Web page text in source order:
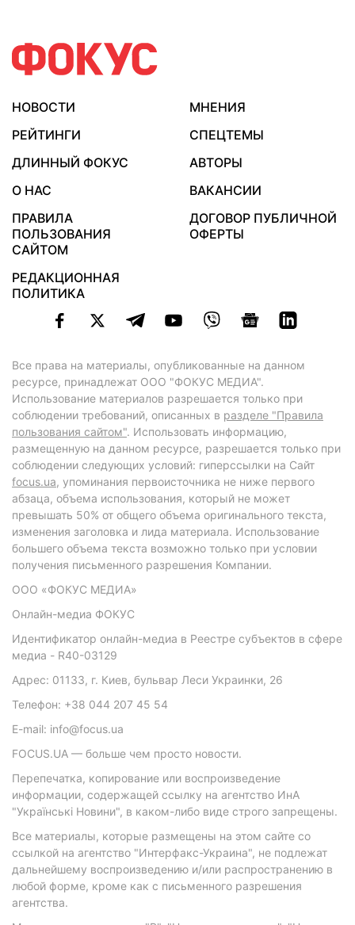
НОВОСТИ
МНЕНИЯ
РЕЙТИНГИ
СПЕЦТЕМЫ
ДЛИННЫЙ ФОКУС
АВТОРЫ
О НАС
ВАКАНСИИ
ПРАВИЛА
ПОЛЬЗОВАНИЯ
САЙТОМ
ДОГОВОР ПУБЛИЧНОЙ
ОФЕРТЫ
РЕДАКЦИОННАЯ
ПОЛИТИКА
Все права на материалы, опубликованные на данном
ресурсе, принадлежат ООО "ФОКУС МЕДИА".
Использование материалов разрешается только при
соблюдении требований, описанных в разделе "Правила
пользования сайтом". Использовать информацию,
размещенную на данном ресурсе, разрешается только при
соблюдении следующих условий: гиперссылки на Сайт
focus.ua, упоминания первоисточника не ниже первого
абзаца, объема использования, который не может
превышать 50% от общего объема оригинального текста,
изменения заголовка и лида материала. Использование
большего объема текста возможно только при условии
получения письменного разрешения Компании.
ООО «ФОКУС МЕДИА»
Онлайн-медиа ФОКУС
Идентификатор онлайн-медиа в Реестре субъектов в сфере
медиа - R40-03129
Адрес: 01133, г. Киев, бульвар Леси Украинки, 26
Телефон: +38 044 207 45 54
E-mail: info@focus.ua
FOCUS.UA — больше чем просто новости.
Перепечатка, копирование или воспроизведение
информации, содержащей ссылку на агентство ИнА
"Українські Новини", в каком-либо виде строго запрещены.
Все материалы, которые размещены на этом сайте со
ссылкой на агентство "Интерфакс-Украина", не подлежат
дальнейшему воспроизведению и/или распространению в
любой форме, кроме как с письменного разрешения
агентства.